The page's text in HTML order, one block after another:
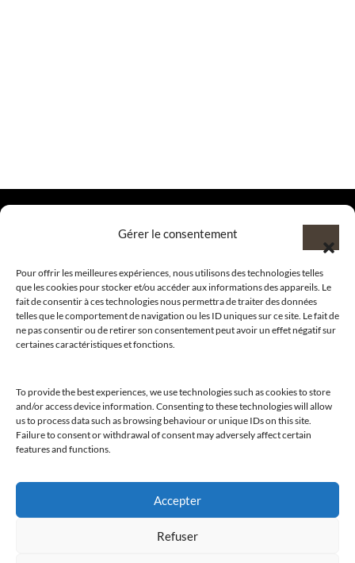
Gérer le consentement
Pour offrir les meilleures expériences, nous utilisons des technologies telles
que les cookies pour stocker et/ou accéder aux informations des appareils. Le
fait de consentir à ces technologies nous permettra de traiter des données
telles que le comportement de navigation ou les ID uniques sur ce site. Le fait de
ne pas consentir ou de retirer son consentement peut avoir un effet négatif sur
certaines caractéristiques et fonctions.
To provide the best experiences, we use technologies such as cookies to store
and/or access device information. Consenting to these technologies will allow
us to process data such as browsing behaviour or unique IDs on this site.
Failure to consent or withdrawal of consent may adversely affect certain
features and functions.
Accepter
Refuser
@clubamilcar
LUXURY SELECTIONS BY CLUB AMILCAR